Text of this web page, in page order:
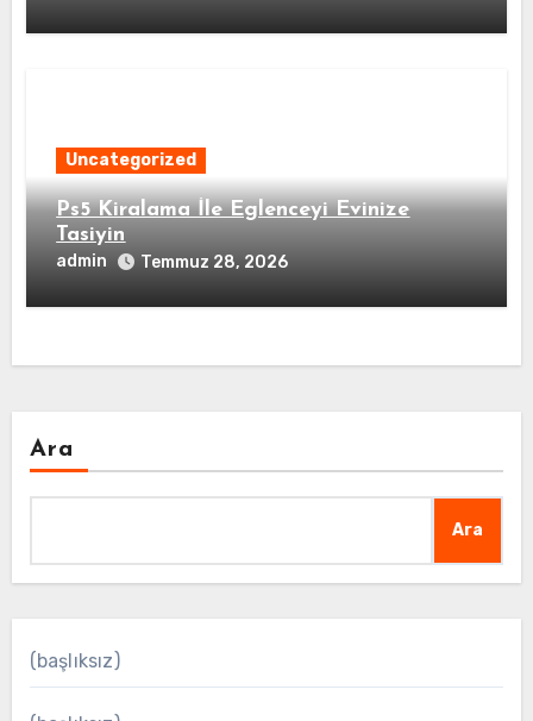
Uncategorized
Ps5 Kiralama İle Eglenceyi Evinize
Tasiyin
admin Temmuz 28, 2026
Ara
Ara
(başlıksız)